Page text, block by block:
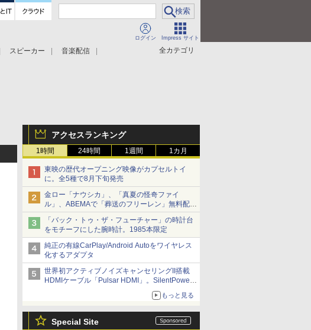
ログイン Impress サイト
全カテゴリ
スピーカー
音楽配信
アクセスランキング
1時間 24時間 1週間 1カ月
東映の歴代オープニング映像がカプセルトイ
に。全5種で8月下旬発売
金ロー「ナウシカ」、「真夏の怪奇ファイ
ル」、ABEMAで「葬送のフリーレン」無料配信
など。夏の特番・配信情報
「バック・トゥ・ザ・フューチャー」の時計台
をモチーフにした腕時計。1985本限定
純正の有線CarPlay/Android Autoをワイヤレス
化するアダプタ
世界初アクティブノイズキャンセリングII搭載
HDMIケーブル「Pulsar HDMI」。SilentPower
もっと見る
Special Site